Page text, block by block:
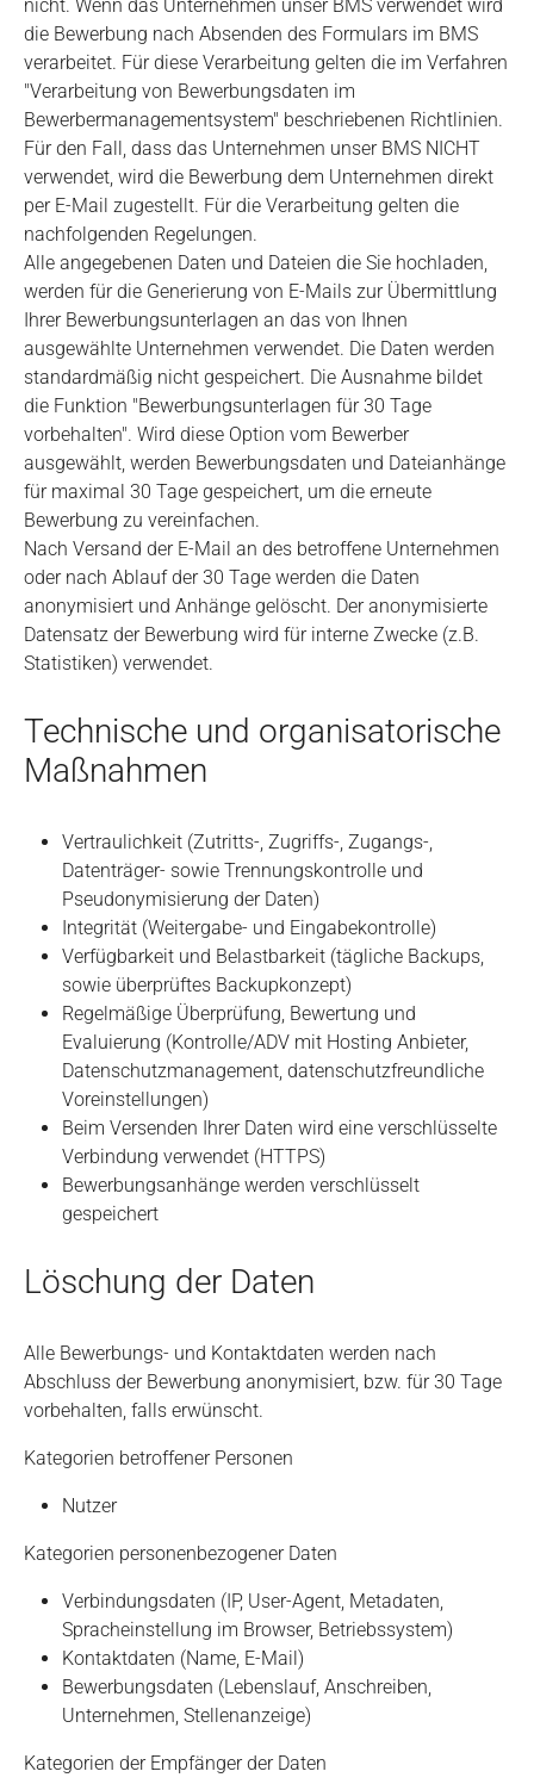
nicht. Wenn das Unternehmen unser BMS verwendet wird
die Bewerbung nach Absenden des Formulars im BMS
verarbeitet. Für diese Verarbeitung gelten die im Verfahren
"Verarbeitung von Bewerbungsdaten im
Bewerbermanagementsystem" beschriebenen Richtlinien.
Für den Fall, dass das Unternehmen unser BMS NICHT
verwendet, wird die Bewerbung dem Unternehmen direkt
per E-Mail zugestellt. Für die Verarbeitung gelten die
nachfolgenden Regelungen.
Alle angegebenen Daten und Dateien die Sie hochladen,
werden für die Generierung von E-Mails zur Übermittlung
Ihrer Bewerbungsunterlagen an das von Ihnen
ausgewählte Unternehmen verwendet. Die Daten werden
standardmäßig nicht gespeichert. Die Ausnahme bildet
die Funktion "Bewerbungsunterlagen für 30 Tage
vorbehalten". Wird diese Option vom Bewerber
ausgewählt, werden Bewerbungsdaten und Dateianhänge
für maximal 30 Tage gespeichert, um die erneute
Bewerbung zu vereinfachen.
Nach Versand der E-Mail an des betroffene Unternehmen
oder nach Ablauf der 30 Tage werden die Daten
anonymisiert und Anhänge gelöscht. Der anonymisierte
Datensatz der Bewerbung wird für interne Zwecke (z.B.
Statistiken) verwendet.
Technische und organisatorische
Maßnahmen
Vertraulichkeit (Zutritts-, Zugriffs-, Zugangs-,
Datenträger- sowie Trennungskontrolle und
Pseudonymisierung der Daten)
Integrität (Weitergabe- und Eingabekontrolle)
Verfügbarkeit und Belastbarkeit (tägliche Backups,
sowie überprüftes Backupkonzept)
Regelmäßige Überprüfung, Bewertung und
Evaluierung (Kontrolle/ADV mit Hosting Anbieter,
Datenschutzmanagement, datenschutzfreundliche
Voreinstellungen)
Beim Versenden Ihrer Daten wird eine verschlüsselte
Verbindung verwendet (HTTPS)
Bewerbungsanhänge werden verschlüsselt
gespeichert
Löschung der Daten
Alle Bewerbungs- und Kontaktdaten werden nach
Abschluss der Bewerbung anonymisiert, bzw. für 30 Tage
vorbehalten, falls erwünscht.
Kategorien betroffener Personen
Nutzer
Kategorien personenbezogener Daten
Verbindungsdaten (IP, User-Agent, Metadaten,
Spracheinstellung im Browser, Betriebssystem)
Kontaktdaten (Name, E-Mail)
Bewerbungsdaten (Lebenslauf, Anschreiben,
Unternehmen, Stellenanzeige)
Kategorien der Empfänger der Daten